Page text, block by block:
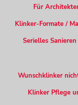
Für
Klinker-Formate /
Serielles
Wunschklinker
Klinker Pflege